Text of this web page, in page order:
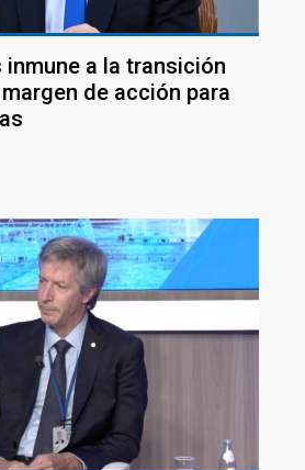
a la transición
de acción para